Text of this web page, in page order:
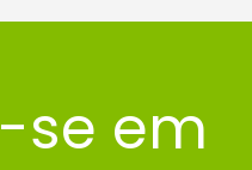
se em